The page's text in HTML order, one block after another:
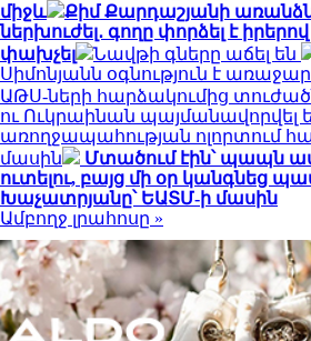
միջև
Քիմ Քարդաշյանի
ներխուժել․ գողը փորձել է իրերով
փախչել
Նավթի գները աճել են
Սիմոնյանն օգնություն է
ԱԹՍ-ների հարձակումից
ու Ուկրաինան պայմանավորվել
առողջապահության ոլորտում
մասին
Մտածում էին՝ պապն
ուտելու, բայց մի օր կանգնեց
Խաչատրյանը՝ ԵԱՏՄ-ի մասին
Ամբողջ լրահոսը »